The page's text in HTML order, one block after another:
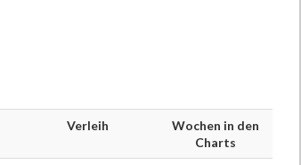
Verleih
Wochen in den
Charts